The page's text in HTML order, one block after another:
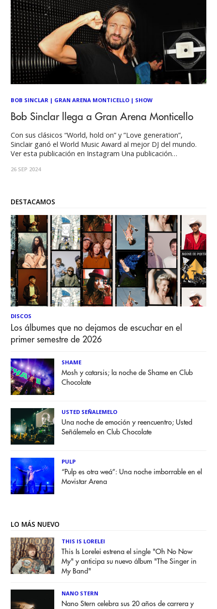
BOB SINCLAR | GRAN ARENA MONTICELLO | SHOW
Bob Sinclar llega a Gran Arena Monticello
Con sus clásicos “World, hold on” y ”Love generation”,
Sinclair ganó el World Music Award al mejor DJ del mundo.
Ver esta publicación en Instagram Una publicación
sábado 4 de enero Gran Arena Monticello recibirá a uno de
26 SEP 2024
DESTACAMOS
DISCOS
Los álbumes que no dejamos de escuchar en el
primer semestre de 2026
SHAME
Mosh y catarsis; la noche de Shame en Club
Chocolate
USTED SEÑALEMELO
Una noche de emoción y reencuentro; Usted
Señálemelo en Club Chocolate
PULP
“Pulp es otra weá”: Una noche imborrable en el
Movistar Arena
LO MÁS NUEVO
THIS IS LORELEI
This Is Lorelei estrena el single "Oh No Now
My" y anticipa su nuevo álbum "The Singer in
My Band"
NANO STERN
Nano Stern celebra sus 20 años de carrera y